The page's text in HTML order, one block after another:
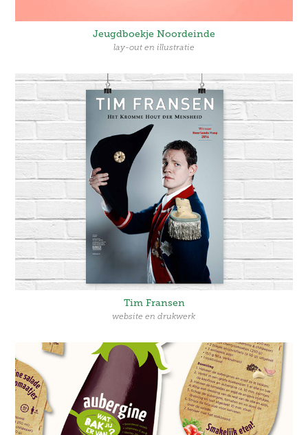
Jeugdboekje Noordeinde
lay-out en illustratie
Tim Fransen
website en drukwerk